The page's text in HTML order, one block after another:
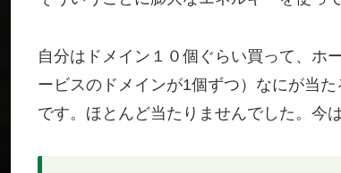
自分はドメイン１０個ぐらい買って、ホ
ービスのドメインが1個ずつ）なにが当
です。ほとんど当たりませんでした。今